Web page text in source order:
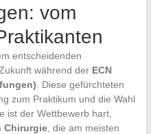
vom
entscheidenden
während der ECN
. Diese gefürchteten
zum Praktikum und die Wahl
ist der Wettbewerb hart,
Chirurgie, die am meisten